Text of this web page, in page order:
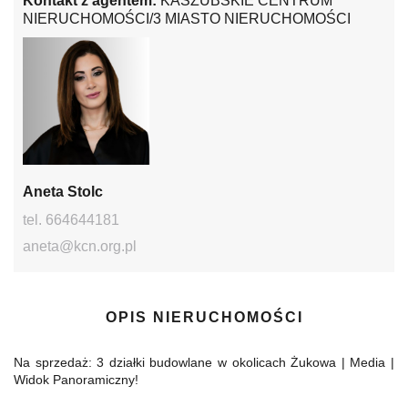
NIERUCHOMOŚCI/3 MIASTO NIERUCHOMOŚCI
Aneta Stolc
tel. 664644181
aneta@kcn.org.pl
OPIS NIERUCHOMOŚCI
Na sprzedaż: 3 działki budowlane w okolicach Żukowa | Media |
Widok Panoramiczny!